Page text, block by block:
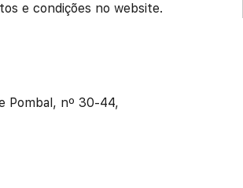
e condições no website.
Pombal, nº 30-44,